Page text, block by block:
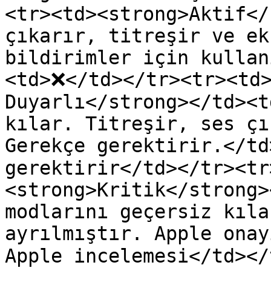
<tr><td><strong>Aktif</
çıkarır, titreşir ve
bildirimler için
<td>❌</td></
Duyarlı</strong></
kılar. Titreşir, ses
Gerekçe gerektirir.</
gerektirir</td></
<strong>Kritik</
modlarını geçersiz
ayrılmıştır. Apple
Apple incelemesi</